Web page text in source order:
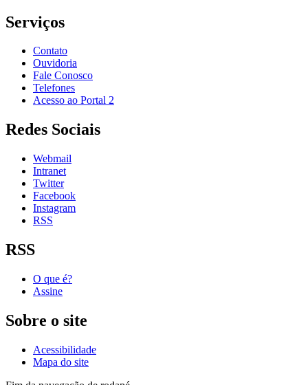
Serviços
Contato
Ouvidoria
Fale Conosco
Telefones
Acesso ao Portal 2
Redes Sociais
Webmail
Intranet
Twitter
Facebook
Instagram
RSS
RSS
O que é?
Assine
Sobre o site
Acessibilidade
Mapa do site